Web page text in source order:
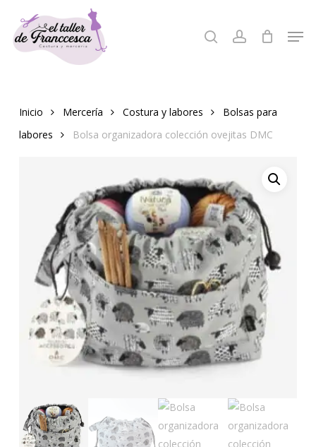
main
search account
Inicio Mercería Costura y labores
Bolsas para
labores
Bolsa organizadora colección ovejitas DMC
Close